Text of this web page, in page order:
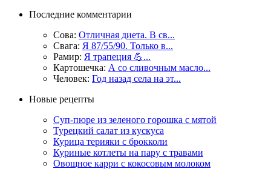
Последние комментарии
Сова: Отличная диета. В св...
Свага: Я 87/55/90. Только в...
Рамир: Я трапеция 💪...
Картошечка: А со сливочным масло...
Человек: Год назад села на эт...
Новые рецепты
Суп-пюре из зеленого горошка с мятой
Турецкий салат из кускуса
Курица терияки с брокколи
Куриные котлеты на пару с травами
Овощное карри с кокосовым молоком